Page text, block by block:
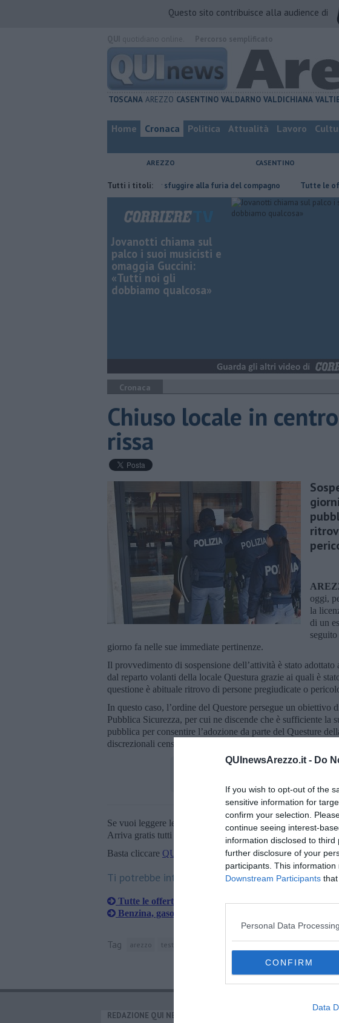
QUInewsArezzo.it - Do
If you wish to opt-out of the
sensitive information for
confirm your selection.
continue seeing interest-
information disclosed to
further disclosure of your
participants. This
Downstream Participants
Personal Data
CONFIRM
Data
Questo sito contribuisce alla audience di
TOSCANA AREZZO CASENTINO VALDARNO VALDICHIANA
Home Cronaca Politica Attualità Lavoro
AREZZO CASENTINO
Tutti i titoli:
Nascosta in un bar per sfuggire alla furia del compagno ​Tutte le offerte di
Jovanotti chiama sul
palco i suoi musicisti e
omaggia Guccini:
«Tutti noi gli
dobbiamo qualcosa»
Cronaca
Chiuso locale in
rissa
oggi,
la
di un
giorno fa nelle sue immediate pertinenze.
Il provvedimento di sospensione dell’attività è stato
dal reparto volanti della locale Questura grazie ai quali è
questione è abituale ritrovo di persone pregiudicate o
In questo caso, l’ordine del Questore persegue un obiettivo
Pubblica Sicurezza, per cui ne discende che è sufficiente la
pubblica per consentire l’adozione da parte del Questure
discrezionali censurabili solo per manifesta irragionevolezza.
Se vuoi leggere le notizie principali della Toscana iscriviti
Arriva gratis tutti i giorni alle 20:00 direttamente nella tua
Basta cliccare QUI
Ti potrebbe interessare anche:
​Tutte le offerte di lavoro in provincia di Arezzo
​Benzina, gasolio, gpl, ecco dove risparmiare
Tag arezzo testo unico delle leggi di pubblica sicurezza
REDAZIONE QUI NEWS